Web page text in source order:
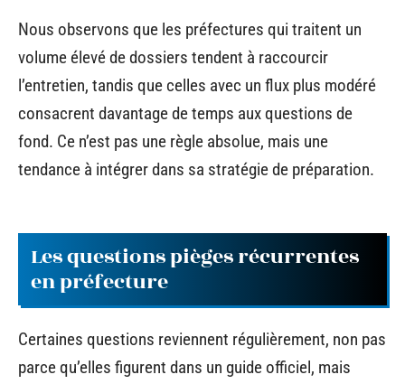
Nous observons que les préfectures qui traitent un
volume élevé de dossiers tendent à raccourcir
l’entretien, tandis que celles avec un flux plus modéré
consacrent davantage de temps aux questions de
fond. Ce n’est pas une règle absolue, mais une
tendance à intégrer dans sa stratégie de préparation.
Les questions pièges récurrentes
en préfecture
Certaines questions reviennent régulièrement, non pas
parce qu’elles figurent dans un guide officiel, mais